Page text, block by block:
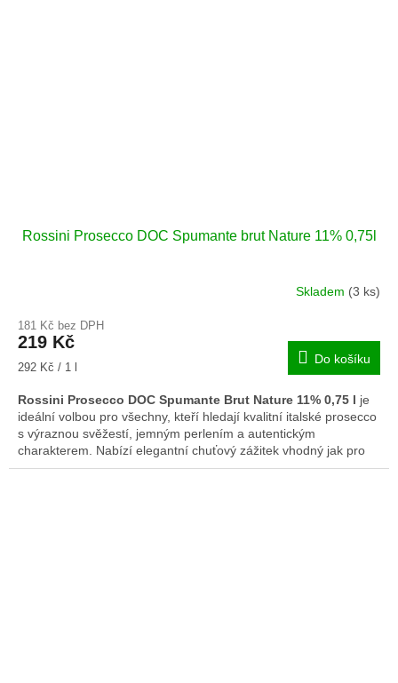
Rossini Prosecco DOC Spumante brut Nature 11% 0,75l
Skladem (3 ks)
181 Kč bez DPH
219 Kč
Měrná
292 Kč / 1 l
Do košíku
Rossini Prosecco DOC Spumante Brut Nature 11% 0,75 l je
ideální volbou pro všechny, kteří hledají kvalitní italské prosecco
s výraznou svěžestí, jemným perlením a autentickým
charakterem. Nabízí elegantní chuťový zážitek vhodný jak pro
slavnostní příležitosti, tak pro běžné chvíle pohody.